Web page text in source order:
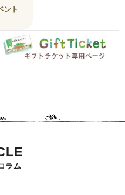
ント
ラム